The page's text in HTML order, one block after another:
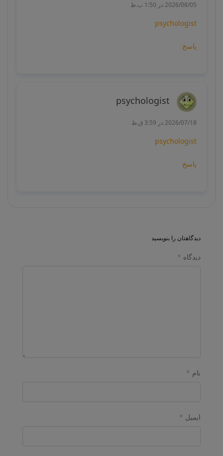
2026/08/05 در 1:50 ب.ظ
psychologist
پاسخ
psychologist
2026/07/18 در 3:59 ق.ظ
psychologist
پاسخ
دیدگاهتان را بنویسید
دیدگاه *
نام *
ایمیل *